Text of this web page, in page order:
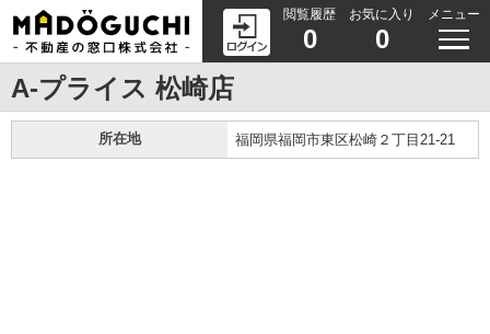
閲覧履歴
0
お気に入り
0
メニュー
A-プライス 松崎店
所在地 福岡県福岡市東区松崎２丁目21-21